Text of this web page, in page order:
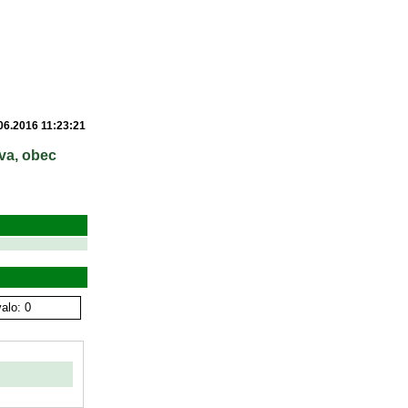
11:23:21
obec
0